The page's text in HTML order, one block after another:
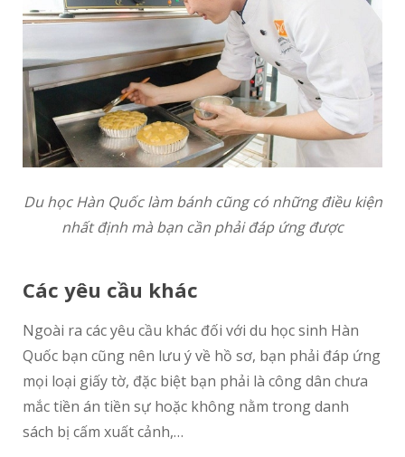
Du học Hàn Quốc làm bánh cũng có những điều kiện
nhất định mà bạn cần phải đáp ứng được
Các yêu cầu khác
Ngoài ra các yêu cầu khác đối với du học sinh Hàn
Quốc bạn cũng nên lưu ý về hồ sơ, bạn phải đáp ứng
mọi loại giấy tờ, đặc biệt bạn phải là công dân chưa
mắc tiền án tiền sự hoặc không nằm trong danh
sách bị cấm xuất cảnh,…